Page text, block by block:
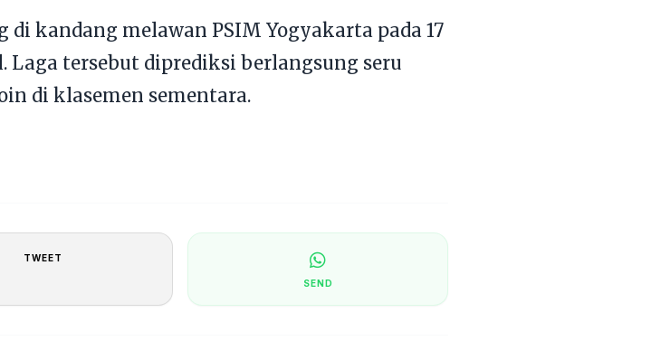
kandang melawan PSIM Yogyakarta pada 17
Laga tersebut diprediksi berlangsung seru
di klasemen sementara.
TWEET
SEND